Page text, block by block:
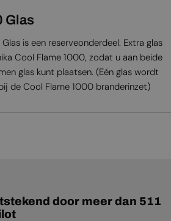
Glas
is een reserveonderdeel. Extra glas
Cool Flame 1000, zodat u aan beide
glas kunt plaatsen. (Eén glas wordt
de Cool Flame 1000 branderinzet)
door meer dan 511